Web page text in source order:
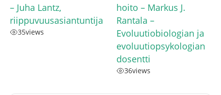
– Juha Lantz,
riippuvuusasiantuntija
35views
hoito – Markus J.
Rantala –
Evoluutiobiologian ja
evoluutiopsykologian
dosentti
36views